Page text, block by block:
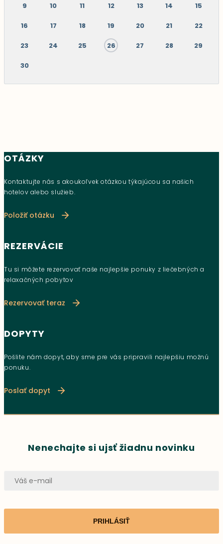
9 10 11 12 13 14 15
16 17 18 19 20 21 22
23 24 25 26 27 28 29
30
OTÁZKY
Kontaktujte nás s akoukoľvek otázkou týkajúcou sa našich
hotelov alebo služieb.
Položiť otázku
REZERVÁCIE
Tu si môžete rezervovať naše najlepšie ponuky z liečebných a
relaxačných pobytov
Rezervovať teraz
DOPYTY
Pošlite nám dopyt, aby sme pre vás pripravili najlepšiu možnú
ponuku.
Poslať dopyt
Nenechajte si ujsť žiadnu novinku
PRIHLÁSIŤ